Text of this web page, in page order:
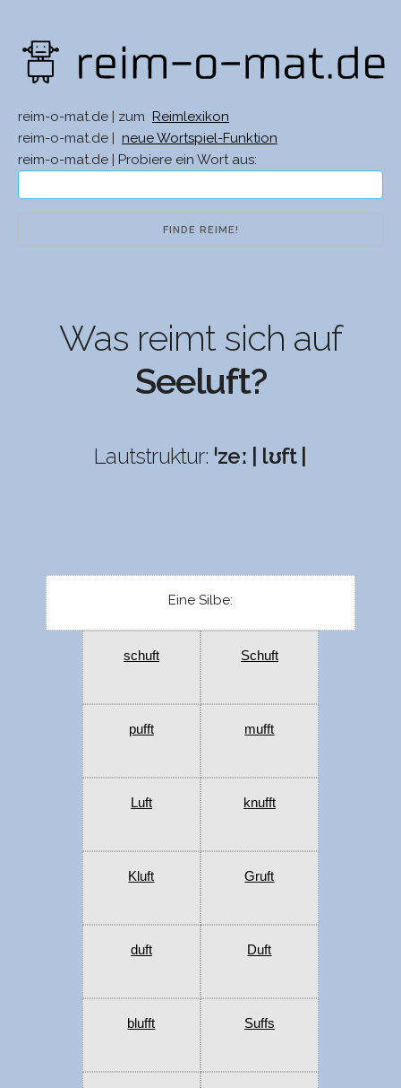
reim-o-mat.de | zum
Reimlexikon
reim-o-mat.de |
neue Wortspiel-Funktion
reim-o-mat.de | Probiere ein Wort aus:
Was reimt sich auf
Seeluft?
Lautstruktur: ˈzeː | lʊft |
Eine Silbe:
schuft Schuft
pufft mufft
Luft knufft
Kluft Gruft
duft Duft
blufft Suffs